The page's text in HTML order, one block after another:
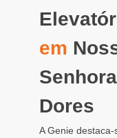
em
Dores
A Genie